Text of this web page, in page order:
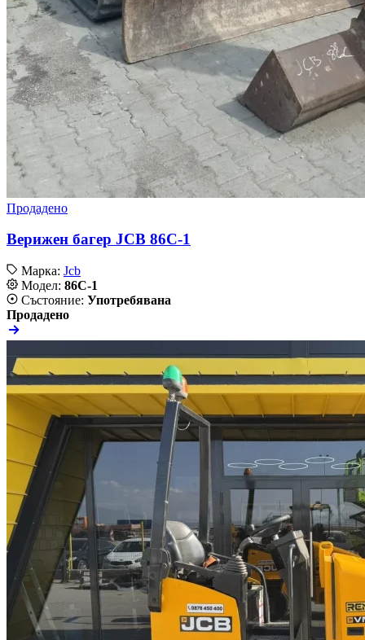
Продадено
Верижен багер JCB 86C-1
Марка: Jcb
Модел: 86C-1
Състояние: Употребявана
Продадено